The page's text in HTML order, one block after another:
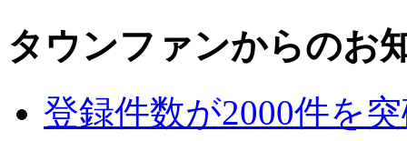
タウンファンからのお
登録件数が2000件を